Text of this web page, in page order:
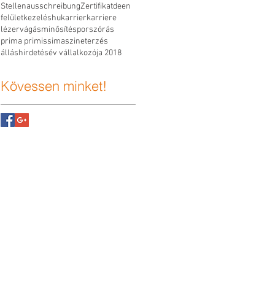
StellenausschreibungZertifikatdeen
felületkezeléshukarrierkarriere
lézervágásminősítésporszórás
prima primissimaszineterzés
álláshirdetésév vállalkozója 2018
Kövessen minket!